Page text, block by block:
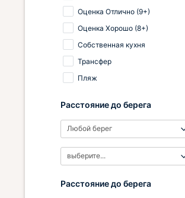
Оценка Отлично (9+)
Оценка Хорошо (8+)
Собственная кухня
Трансфер
Пляж
Расстояние до берега
Любой берег
выберите...
Расстояние до берега